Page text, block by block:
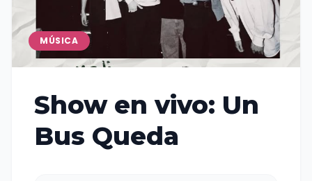
MÚSICA
Show en vivo: Un
Bus Queda